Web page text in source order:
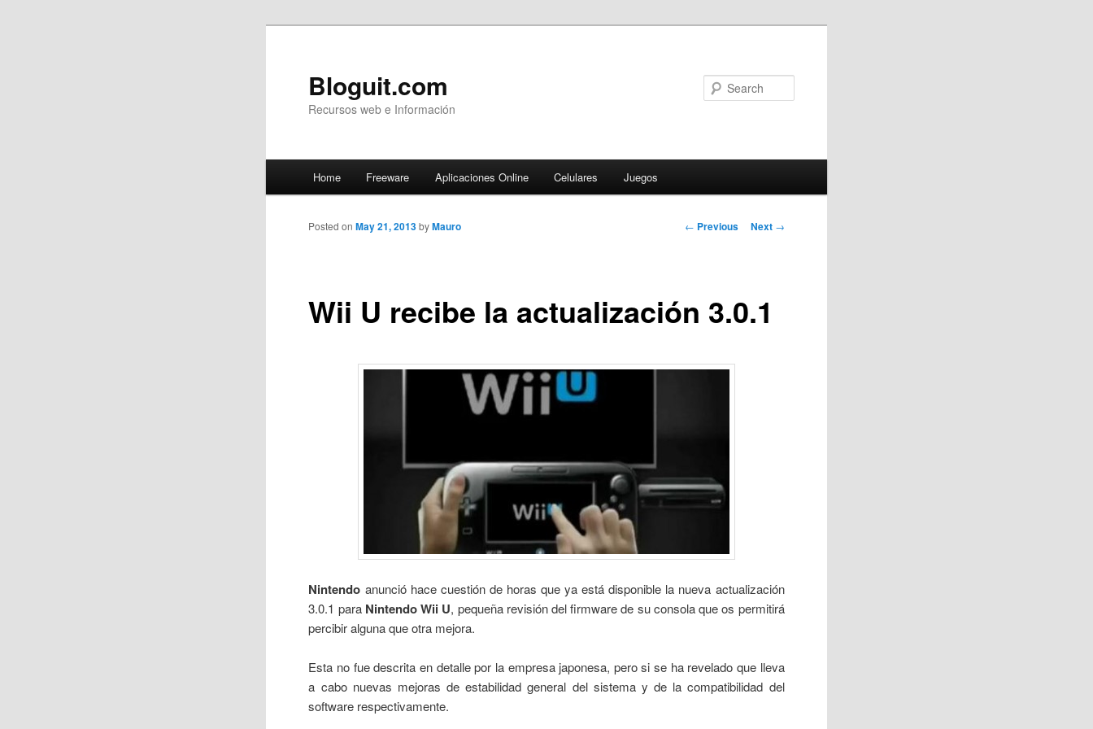
Bloguit.com
Recursos web e Información
Skip
to
content
Home Freeware Aplicaciones Online Celulares Juegos
Post
← Previous Next →
Wii U recibe la actualización 3.0.1
Posted onMay 21, 2013 byMauro
Nintendo anunció hace cuestión de horas que ya está disponible la nueva actualización
3.0.1 para Nintendo Wii U, pequeña revisión del firmware de su consola que os permitirá
percibir alguna que otra mejora.
Esta no fue descrita en detalle por la empresa japonesa, pero si se ha revelado que lleva
a cabo nuevas mejoras de estabilidad general del sistema y de la compatibilidad del
software respectivamente.